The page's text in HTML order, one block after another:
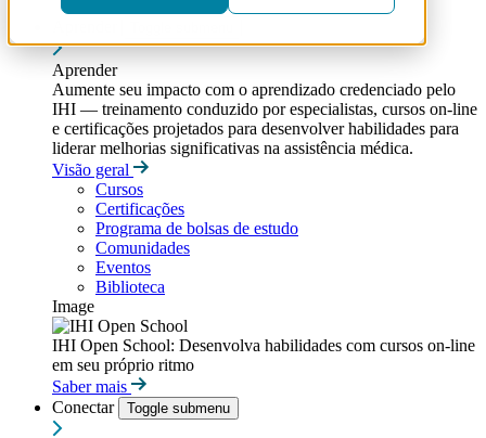
Aprender
Aumente seu impacto com o aprendizado credenciado pelo
IHI — treinamento conduzido por especialistas, cursos on-line
e certificações projetados para desenvolver habilidades para
liderar melhorias significativas na assistência médica.
Visão geral
Cursos
Certificações
Programa de bolsas de estudo
Comunidades
Eventos
Biblioteca
Image
IHI Open School: Desenvolva habilidades com cursos on-line
em seu próprio ritmo
Saber mais
Conectar
Toggle submenu